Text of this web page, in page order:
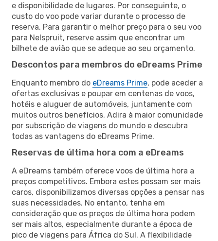
e disponibilidade de lugares. Por conseguinte, o
custo do voo pode variar durante o processo de
reserva. Para garantir o melhor preço para o seu voo
para Nelspruit, reserve assim que encontrar um
bilhete de avião que se adeque ao seu orçamento.
Descontos para membros do eDreams Prime
Enquanto membro do eDreams Prime, pode aceder a
ofertas exclusivas e poupar em centenas de voos,
hotéis e aluguer de automóveis, juntamente com
muitos outros benefícios. Adira à maior comunidade
por subscrição de viagens do mundo e descubra
todas as vantagens do eDreams Prime.
Reservas de última hora com a eDreams
A eDreams também oferece voos de última hora a
preços competitivos. Embora estes possam ser mais
caros, disponibilizamos diversas opções a pensar nas
suas necessidades. No entanto, tenha em
consideração que os preços de última hora podem
ser mais altos, especialmente durante a época de
pico de viagens para África do Sul. A flexibilidade